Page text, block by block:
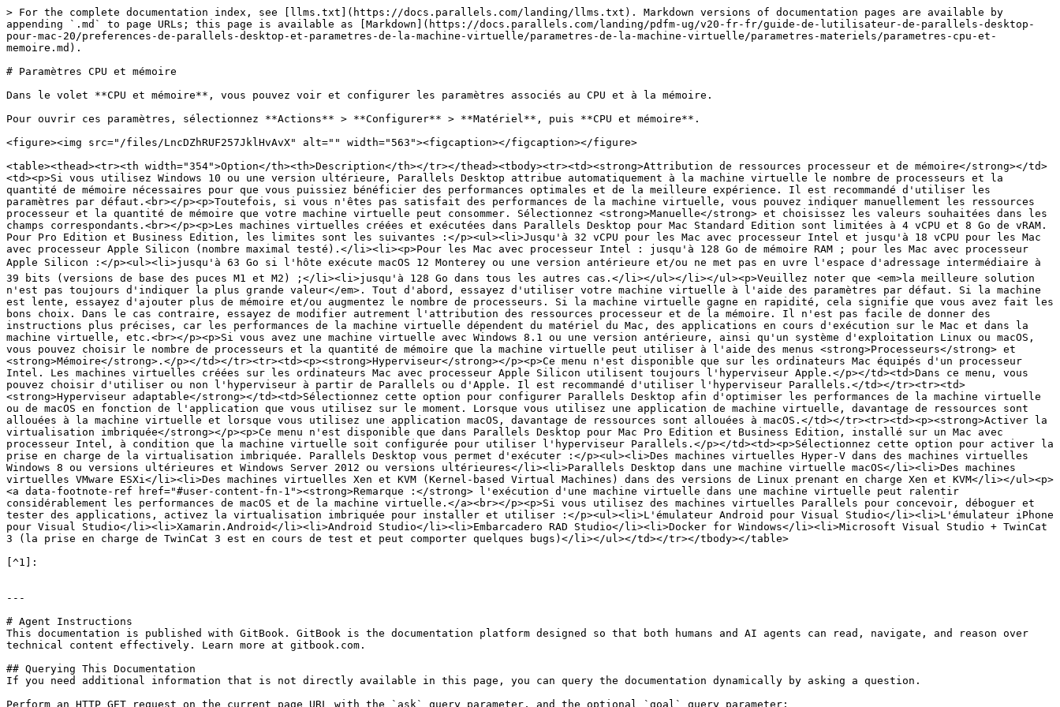
> For the complete documentation index, see [llms.txt](https://docs.parallels.com/landing/llms.txt). Markdown versions of documentation pages are available by
appending `.md` to page URLs; this page is available as [Markdown](https://docs.parallels.com/landing/pdfm-ug/v20-fr-fr/guide-de-lutilisateur-de-parallels-desktop-
pour-mac-20/preferences-de-parallels-desktop-et-parametres-de-la-machine-virtuelle/parametres-de-la-machine-virtuelle/parametres-materiels/parametres-cpu-et-
memoire.md).
# Paramètres CPU et mémoire
Dans le volet **CPU et mémoire**, vous pouvez voir et configurer les paramètres associés au CPU et à la mémoire.
Pour ouvrir ces paramètres, sélectionnez **Actions** > **Configurer** > **Matériel**, puis **CPU et mémoire**.
<figure><img src="/files/LncDZhRUF257JklHvAvX" alt="" width="563"><figcaption></figcaption></figure>
<table><thead><tr><th width="354">Option</th><th>Description</th></tr></thead><tbody><tr><td><strong>Attribution de ressources processeur et de mémoire</strong></td>
<td><p>Si vous utilisez Windows 10 ou une version ultérieure, Parallels Desktop attribue automatiquement à la machine virtuelle le nombre de processeurs et la
quantité de mémoire nécessaires pour que vous puissiez bénéficier des performances optimales et de la meilleure expérience. Il est recommandé d'utiliser les
paramètres par défaut.<br></p><p>Toutefois, si vous n'êtes pas satisfait des performances de la machine virtuelle, vous pouvez indiquer manuellement les ressources
processeur et la quantité de mémoire que votre machine virtuelle peut consommer. Sélectionnez <strong>Manuelle</strong> et choisissez les valeurs souhaitées dans les
champs correspondants.<br></p><p>Les machines virtuelles créées et exécutées dans Parallels Desktop pour Mac Standard Edition sont limitées à 4 vCPU et 8 Go de vRAM.
Pour Pro Edition et Business Edition, les limites sont les suivantes :</p><ul><li>Jusqu'à 32 vCPU pour les Mac avec processeur Intel et jusqu'à 18 vCPU pour les Mac
avec processeur Apple Silicon (nombre maximal testé).</li><li><p>Pour les Mac avec processeur Intel : jusqu'à 128 Go de mémoire RAM ; pour les Mac avec processeur
Apple Silicon :</p><ul><li>jusqu'à 63 Go si l'hôte exécute macOS 12 Monterey ou une version antérieure et/ou ne met pas en uvre l'espace d'adressage intermédiaire à
39 bits (versions de base des puces M1 et M2) ;</li><li>jusqu'à 128 Go dans tous les autres cas.</li></ul></li></ul><p>Veuillez noter que <em>la meilleure solution
n'est pas toujours d'indiquer la plus grande valeur</em>. Tout d'abord, essayez d'utiliser votre machine virtuelle à l'aide des paramètres par défaut. Si la machine
est lente, essayez d'ajouter plus de mémoire et/ou augmentez le nombre de processeurs. Si la machine virtuelle gagne en rapidité, cela signifie que vous avez fait les
bons choix. Dans le cas contraire, essayez de modifier autrement l'attribution des ressources processeur et de la mémoire. Il n'est pas facile de donner des
instructions plus précises, car les performances de la machine virtuelle dépendent du matériel du Mac, des applications en cours d'exécution sur le Mac et dans la
machine virtuelle, etc.<br></p><p>Si vous avez une machine virtuelle avec Windows 8.1 ou une version antérieure, ainsi qu'un système d'exploitation Linux ou macOS,
vous pouvez choisir le nombre de processeurs et la quantité de mémoire que la machine virtuelle peut utiliser à l'aide des menus <strong>Processeurs</strong> et
<strong>Mémoire</strong>.</p></td></tr><tr><td><p><strong>Hyperviseur</strong></p><p>Ce menu n'est disponible que sur les ordinateurs Mac équipés d'un processeur
Intel. Les machines virtuelles créées sur les ordinateurs Mac avec processeur Apple Silicon utilisent toujours l'hyperviseur Apple.</p></td><td>Dans ce menu, vous
pouvez choisir d'utiliser ou non l'hyperviseur à partir de Parallels ou d'Apple. Il est recommandé d'utiliser l'hyperviseur Parallels.</td></tr><tr><td>
<strong>Hyperviseur adaptable</strong></td><td>Sélectionnez cette option pour configurer Parallels Desktop afin d'optimiser les performances de la machine virtuelle
ou de macOS en fonction de l'application que vous utilisez sur le moment. Lorsque vous utilisez une application de machine virtuelle, davantage de ressources sont
allouées à la machine virtuelle et lorsque vous utilisez une application macOS, davantage de ressources sont allouées à macOS.</td></tr><tr><td><p><strong>Activer la
virtualisation imbriquée</strong></p><p>Ce menu n'est disponible que dans Parallels Desktop pour Mac Pro Edition et Business Edition, installé sur un Mac avec
processeur Intel, à condition que la machine virtuelle soit configurée pour utiliser l'hyperviseur Parallels.</p></td><td><p>Sélectionnez cette option pour activer la
prise en charge de la virtualisation imbriquée. Parallels Desktop vous permet d'exécuter :</p><ul><li>Des machines virtuelles Hyper-V dans des machines virtuelles
Windows 8 ou versions ultérieures et Windows Server 2012 ou versions ultérieures</li><li>Parallels Desktop dans une machine virtuelle macOS</li><li>Des machines
virtuelles VMware ESXi</li><li>Des machines virtuelles Xen et KVM (Kernel-based Virtual Machines) dans des versions de Linux prenant en charge Xen et KVM</li></ul><p>
<a data-footnote-ref href="#user-content-fn-1"><strong>Remarque :</strong> l'exécution d'une machine virtuelle dans une machine virtuelle peut ralentir
considérablement les performances de macOS et de la machine virtuelle.</a><br></p><p>Si vous utilisez des machines virtuelles Parallels pour concevoir, déboguer et
tester des applications, activez la virtualisation imbriquée pour installer et utiliser :</p><ul><li>L'émulateur Android pour Visual Studio</li><li>L'émulateur iPhone
pour Visual Studio</li><li>Xamarin.Android</li><li>Android Studio</li><li>Embarcadero RAD Studio</li><li>Docker for Windows</li><li>Microsoft Visual Studio + TwinCat
3 (la prise en charge de TwinCat 3 est en cours de test et peut comporter quelques bugs)</li></ul></td></tr></tbody></table>
[^1]:
---
# Agent Instructions
This documentation is published with GitBook. GitBook is the documentation platform designed so that both humans and AI agents can read, navigate, and reason over
technical content effectively. Learn more at gitbook.com.
## Querying This Documentation
If you need additional information that is not directly available in this page, you can query the documentation dynamically by asking a question.
Perform an HTTP GET request on the current page URL with the `ask` query parameter, and the optional `goal` query parameter: